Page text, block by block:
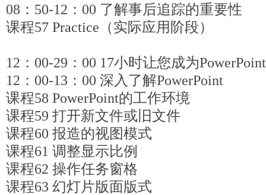
08：50-12：00 了解事后追踪的重要性
课程57 Practice（实际应用阶段）
12：00-29：00 17小时让您成为
12：00-13：00 深入了解PowerPoint
课程58 PowerPoint的工作环境
课程59 打开新文件或旧文件
课程60 报造的视图模式
课程61 调整显示比例
课程62 操作任务窗格
课程63 幻灯片版面版式